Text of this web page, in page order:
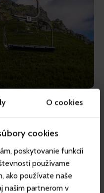
O cookies
cookies
poskytovanie funkcií
používame
ako používate naše
našim partnerom v
m
)
és ideális